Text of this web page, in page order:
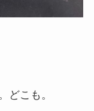
どこも。